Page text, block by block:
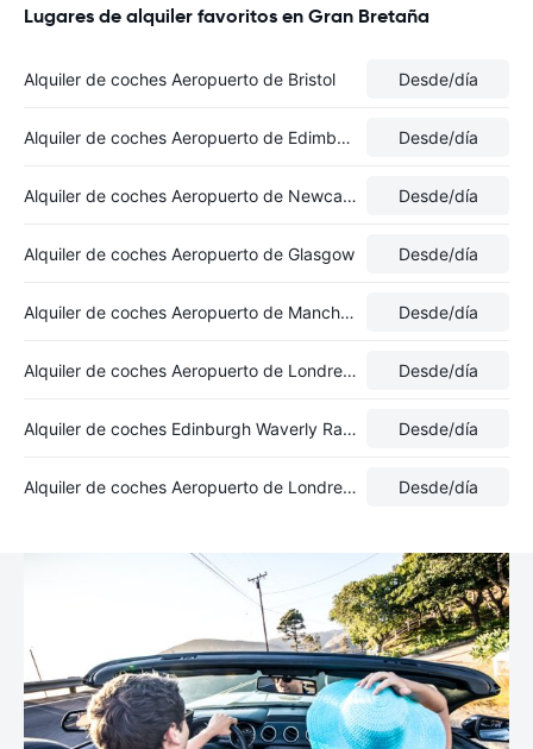
Lugares de alquiler favoritos en Gran Bretaña
Alquiler de coches Aeropuerto de Bristol Desde/día
Alquiler de coches Aeropuerto de Edimburgo Desde/día
Alquiler de coches Aeropuerto de Newcastle Desde/día
Alquiler de coches Aeropuerto de Glasgow Desde/día
Alquiler de coches Aeropuerto de Manchester Desde/día
Alquiler de coches Aeropuerto de Londres-Gatwick Desde/día
Alquiler de coches Edinburgh Waverly Rail Station Desde/día
Alquiler de coches Aeropuerto de Londres-Heathrow Desde/día